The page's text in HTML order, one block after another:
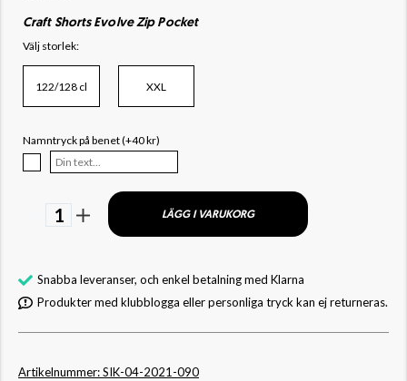
Craft Shorts Evolve Zip Pocket
Välj storlek:
122/128 cl XXL
Namntryck på benet (+40 kr)
1 LÄGG I VARUKORG
Snabba leveranser, och enkel betalning med Klarna
Produkter med klubblogga eller personliga tryck kan ej returneras.
Artikelnummer: SIK-04-2021-090